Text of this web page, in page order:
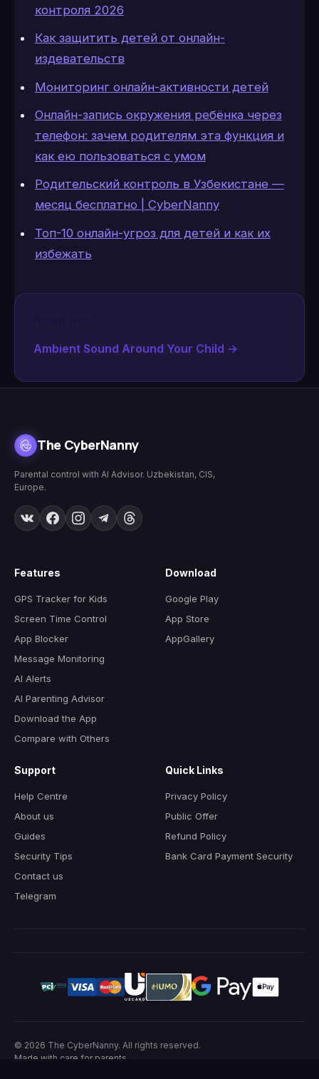
контроля 2026
Как защитить детей от онлайн-
издевательств
Мониторинг онлайн-активности детей
Онлайн-запись окружения ребёнка через
телефон: зачем родителям эта функция и
как ею пользоваться с умом
Родительский контроль в Узбекистане —
месяц бесплатно | CyberNanny
Топ-10 онлайн-угроз для детей и как их
избежать
Ambient Sound Around Your Child →
The CyberNanny
Parental control with AI Advisor. Uzbekistan, CIS,
Europe.
Features
GPS Tracker for Kids
Screen Time Control
App Blocker
Message Monitoring
AI Alerts
AI Parenting Advisor
Download the App
Compare with Others
Download
Google Play
App Store
AppGallery
Support
Help Centre
About us
Guides
Security Tips
Contact us
Telegram
Quick Links
Privacy Policy
Public Offer
Refund Policy
Bank Card Payment Security
© 2026 The CyberNanny. All rights reserved.
Made with care for parents